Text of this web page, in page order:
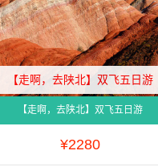
【走啊，去陕北】双飞五日游
【走啊，去陕北】双飞五日游
¥2280